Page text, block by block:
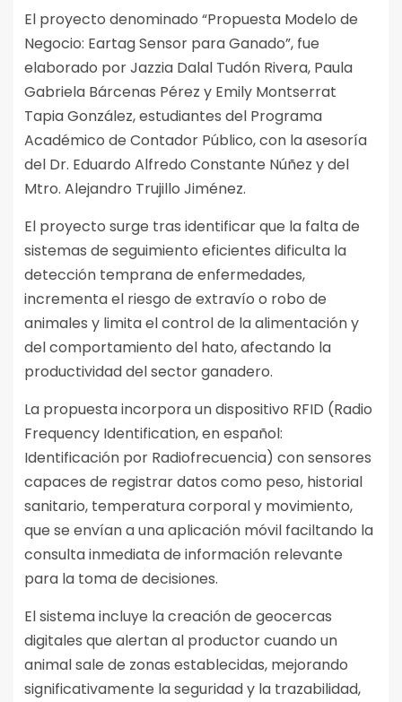
El proyecto denominado “Propuesta Modelo de
Negocio: Eartag Sensor para Ganado”, fue
elaborado por Jazzia Dalal Tudón Rivera, Paula
Gabriela Bárcenas Pérez y Emily Montserrat
Tapia González, estudiantes del Programa
Académico de Contador Público, con la asesoría
del Dr. Eduardo Alfredo Constante Núñez y del
Mtro. Alejandro Trujillo Jiménez.
El proyecto surge tras identificar que la falta de
sistemas de seguimiento eficientes dificulta la
detección temprana de enfermedades,
incrementa el riesgo de extravío o robo de
animales y limita el control de la alimentación y
del comportamiento del hato, afectando la
productividad del sector ganadero.
La propuesta incorpora un dispositivo RFID (Radio
Frequency Identification, en español:
Identificación por Radiofrecuencia) con sensores
capaces de registrar datos como peso, historial
sanitario, temperatura corporal y movimiento,
que se envían a una aplicación móvil faciltando la
consulta inmediata de información relevante
para la toma de decisiones.
El sistema incluye la creación de geocercas
digitales que alertan al productor cuando un
animal sale de zonas establecidas, mejorando
significativamente la seguridad y la trazabilidad,